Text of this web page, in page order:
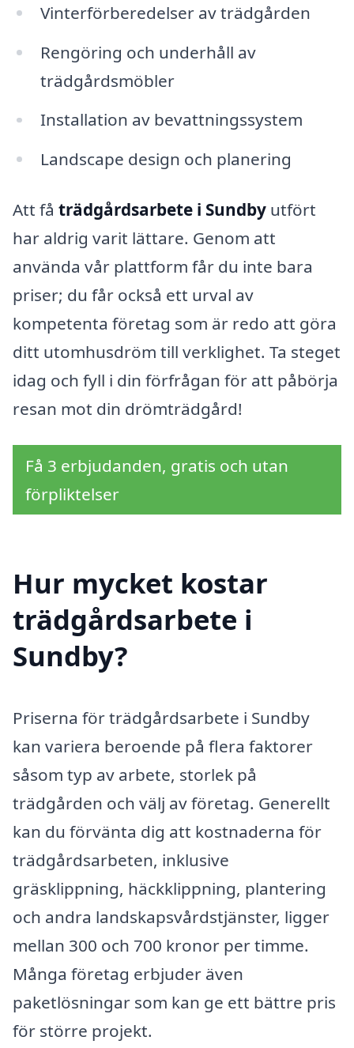
Vinterförberedelser av trädgården
Rengöring och underhåll av
trädgårdsmöbler
Installation av bevattningssystem
Landscape design och planering
Att få trädgårdsarbete i Sundby utfört
har aldrig varit lättare. Genom att
använda vår plattform får du inte bara
priser; du får också ett urval av
kompetenta företag som är redo att göra
ditt utomhusdröm till verklighet. Ta steget
idag och fyll i din förfrågan för att påbörja
resan mot din drömträdgård!
Få 3 erbjudanden, gratis och utan
förpliktelser
Hur mycket kostar
trädgårdsarbete i
Sundby?
Priserna för trädgårdsarbete i Sundby
kan variera beroende på flera faktorer
såsom typ av arbete, storlek på
trädgården och välj av företag. Generellt
kan du förvänta dig att kostnaderna för
trädgårdsarbeten, inklusive
gräsklippning, häckklippning, plantering
och andra landskapsvårdstjänster, ligger
mellan 300 och 700 kronor per timme.
Många företag erbjuder även
paketlösningar som kan ge ett bättre pris
för större projekt.